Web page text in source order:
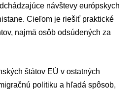
návštevy európskych
Cieľom je riešiť praktické
najmä osôb odsúdených za
štátov EÚ v ostatných
politiku a hľadá spôsob,